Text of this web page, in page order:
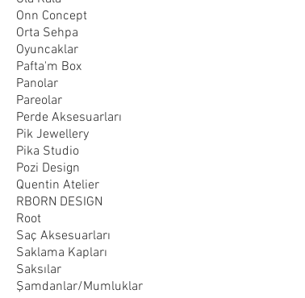
Onn Concept
Orta Sehpa
Oyuncaklar
Pafta'm Box
Panolar
Pareolar
Perde Aksesuarları
Pik Jewellery
Pika Studio
Pozi Design
Quentin Atelier
RBORN DESIGN
Root
Saç Aksesuarları
Saklama Kapları
Saksılar
Şamdanlar/Mumluklar